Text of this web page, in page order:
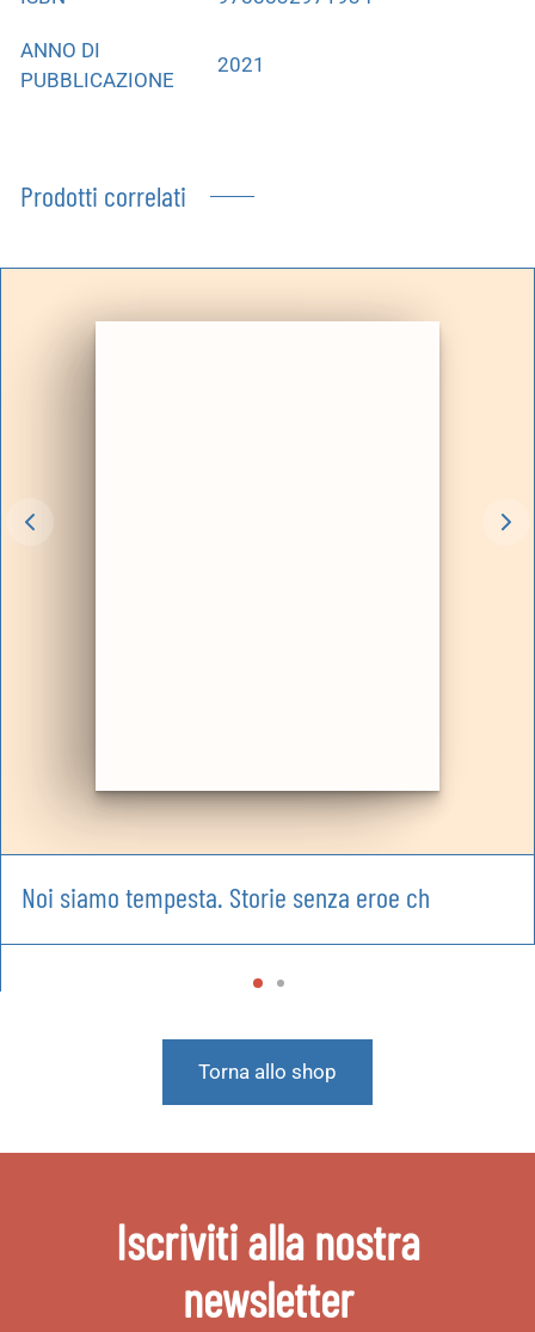
ANNO DI
PUBBLICAZIONE
2021
Prodotti correlati
Noi siamo tempesta. Storie senza eroe ch
Torna allo shop
Iscriviti alla nostra
newsletter